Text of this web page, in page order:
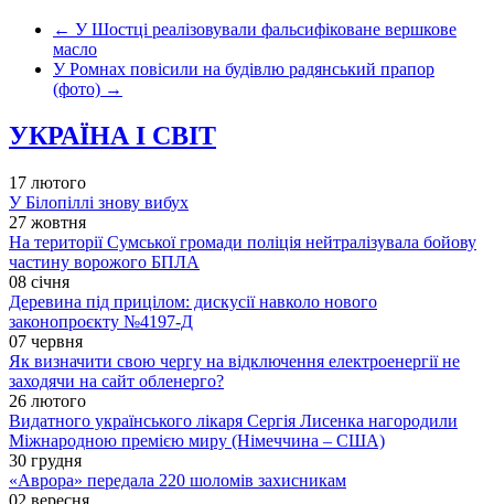
← У Шостці реалізовували фальсифіковане вершкове
масло
У Ромнах повісили на будівлю радянський прапор
(фото) →
УКРАЇНА І СВІТ
17 лютого
У Білопіллі знову вибух
27 жовтня
На території Сумської громади поліція нейтралізувала бойову
частину ворожого БПЛА
08 січня
Деревина під прицілом: дискусії навколо нового
законопроєкту №4197-Д
07 червня
Як визначити свою чергу на відключення електроенергії не
заходячи на сайт обленерго?
26 лютого
Видатного українського лікаря Сергія Лисенка нагородили
Міжнародною премією миру (Німеччина – США)
30 грудня
«Аврора» передала 220 шоломів захисникам